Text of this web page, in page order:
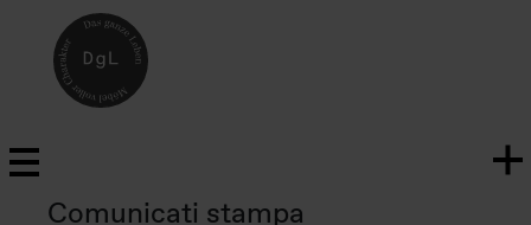
Comunicati stampa